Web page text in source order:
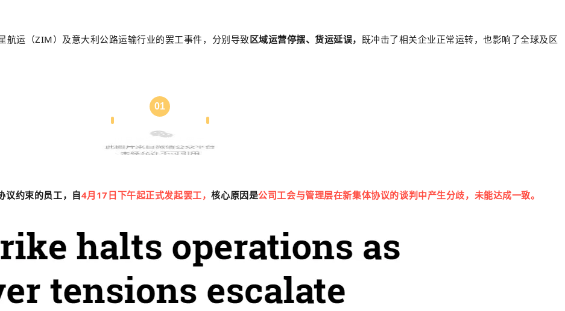
运（ZIM）及意大利公路运输行业的罢工事件，分别导致区域运营停摆、货运延误， 既冲击了相关企业正常运转，也影响了全球及区
01
议约束的员工，自4月17日下午起正式发起罢工，核心原因是公司工会与管理层在新集体协议的谈判中产生分歧，未能达成一致。